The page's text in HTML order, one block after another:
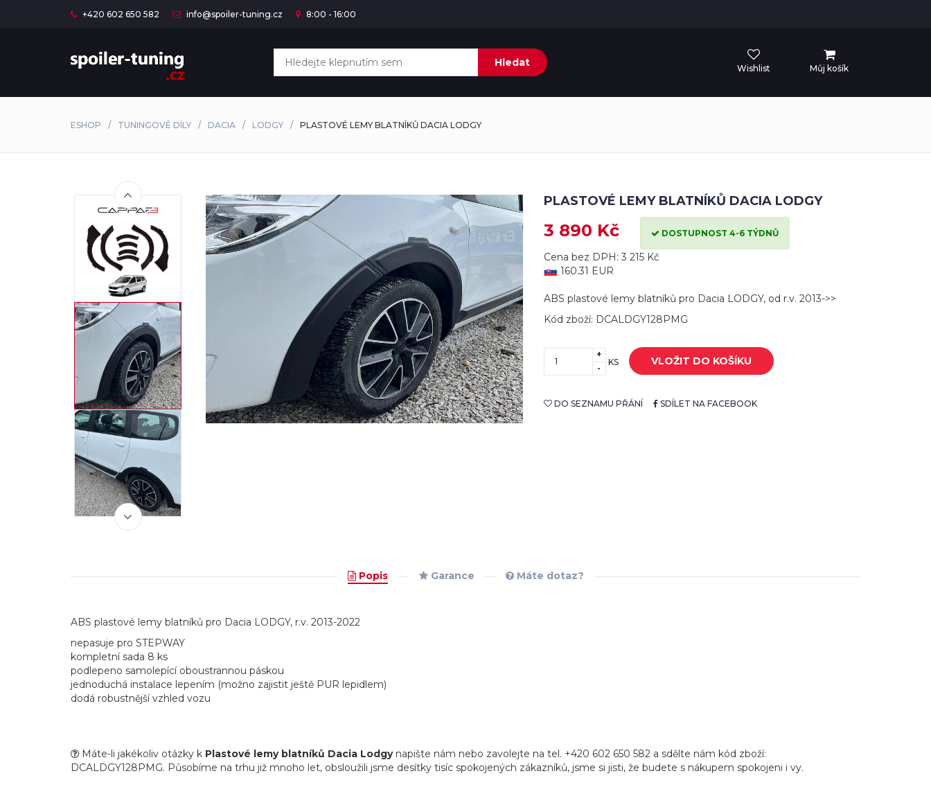
+420 602 650 582 info@spoiler-tuning.cz 8:00 - 16:00
Hledat Wishlist Můj košík
ESHOP TUNINGOVÉ DÍLY DACIA LODGY PLASTOVÉ LEMY BLATNÍKŮ DACIA LODGY
PLASTOVÉ LEMY BLATNÍKŮ DACIA LODGY
3 890 Kč DOSTUPNOST 4-6 TÝDNŮ
Cena bez DPH: 3 215 Kč
160.31 EUR
ABS plastové lemy blatníků pro Dacia LODGY, od r.v. 2013->>
Kód zboží: DCALDGY128PMG
+
-
KS VLOŽIT DO KOŠÍKU
DO SEZNAMU PŘÁNÍ SDÍLET NA FACEBOOK
Popis Garance Máte dotaz?
ABS plastové lemy blatníků pro Dacia LODGY, r.v. 2013-2022
nepasuje pro STEPWAY
kompletní sada 8 ks
podlepeno samolepící oboustrannou páskou
jednoduchá instalace lepením (možno zajistit ještě PUR lepidlem)
dodá robustnější vzhled vozu
Máte-li jakékoliv otázky k Plastové lemy blatníků Dacia Lodgynapište nám nebo zavolejte na tel. +420 602 650 582 a sdělte nám kód zboží:
DCALDGY128PMG. Působíme na trhu již mnoho let, obsloužili jsme desítky tisíc spokojených zákazníků, jsme si jisti, že budete s nákupem spokojeni i vy.